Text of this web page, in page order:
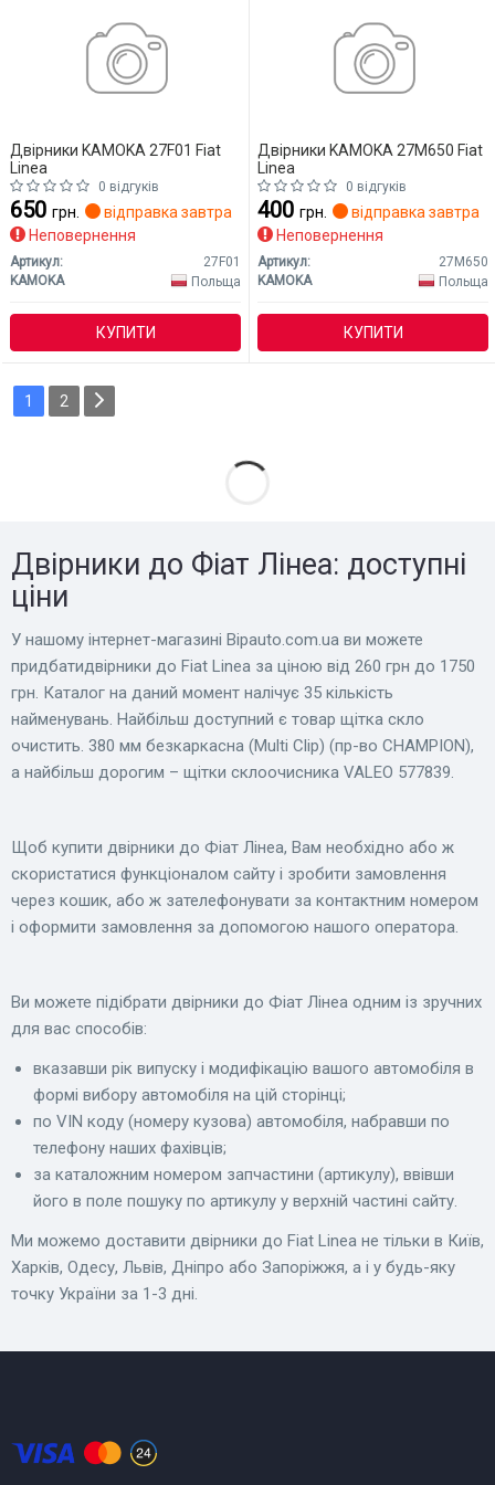
Двірники KAMOKA 27F01 Fiat
Linea
0 відгуків
650 грн.
відправка завтра
Неповернення
Артикул:
27F01
KAMOKA
Польща
КУПИТИ
Двірники KAMOKA 27M650 Fiat
Linea
0 відгуків
400 грн.
відправка завтра
Неповернення
Артикул:
27M650
KAMOKA
Польща
КУПИТИ
1 2
Двірники до Фіат Лінеа: доступні
ціни
У нашому інтернет-магазині Bіpauto.com.ua ви можете
придбатидвірники до Fiat Linea за ціною від 260 грн до 1750
грн. Каталог на даний момент налічує 35 кількість
найменувань. Найбільш доступний є товар щітка скло
очистить. 380 мм безкаркасна (Multi Clip) (пр-во CHAMPION),
а найбільш дорогим – щітки склоочисника VALEO 577839.
Щоб купити двірники до Фіат Лінеа, Вам необхідно або ж
скористатися функціоналом сайту і зробити замовлення
через кошик, або ж зателефонувати за контактним номером
і оформити замовлення за допомогою нашого оператора.
Ви можете підібрати двірники до Фіат Лінеа одним із зручних
для вас способів:
вказавши рік випуску і модифікацію вашого автомобіля в
формі вибору автомобіля на цій сторінці;
по VIN коду (номеру кузова) автомобіля, набравши по
телефону наших фахівців;
за каталожним номером запчастини (артикулу), ввівши
його в поле пошуку по артикулу у верхній частині сайту.
Ми можемо доставити двірники до Fiat Linea не тільки в Київ,
Харків, Одесу, Львів, Дніпро або Запоріжжя, а і у будь-яку
точку України за 1-3 дні.